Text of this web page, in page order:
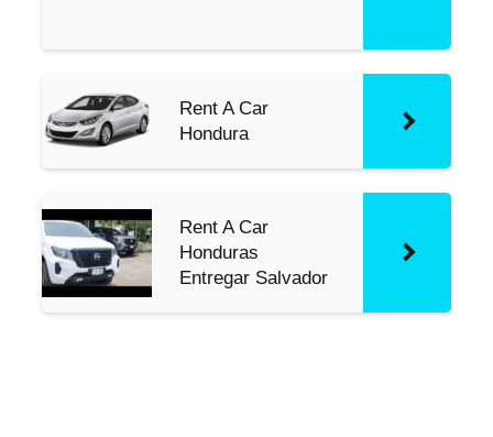
Rent A Car
Hondura
Rent A Car
Honduras
Entregar Salvador